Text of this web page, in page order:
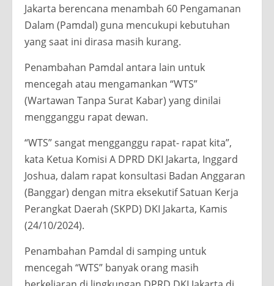
Jakarta berencana menambah 60 Pengamanan
Dalam (Pamdal) guna mencukupi kebutuhan
yang saat ini dirasa masih kurang.
Penambahan Pamdal antara lain untuk
mencegah atau mengamankan “WTS”
(Wartawan Tanpa Surat Kabar) yang dinilai
mengganggu rapat dewan.
“WTS” sangat mengganggu rapat- rapat kita”,
kata Ketua Komisi A DPRD DKI Jakarta, Inggard
Joshua, dalam rapat konsultasi Badan Anggaran
(Banggar) dengan mitra eksekutif Satuan Kerja
Perangkat Daerah (SKPD) DKI Jakarta, Kamis
(24/10/2024).
Penambahan Pamdal di samping untuk
mencegah “WTS” banyak orang masih